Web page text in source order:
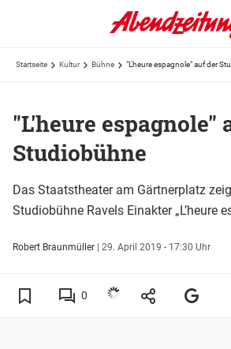
Startseite Kultur Bühne "L'heure espagnole" auf der
"L'heure espagnole"
Studiobühne
Das Staatstheater am Gärtnerplatz
Studiobühne Ravels Einakter „L’heure
Robert Braunmüller | 29. April 2019 - 17:30 Uhr
0